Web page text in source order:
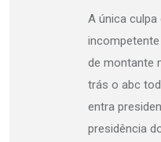
A única
de montante
trás o abc
entra
presidência